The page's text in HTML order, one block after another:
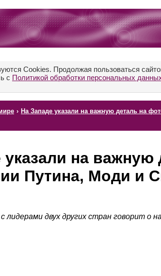
Cookies. Продолжая пользоваться
с Политикой обработки персональных
› На Западе указали на важную деталь на
указали на важную
Путина, Моди и
двух других стран говорит о